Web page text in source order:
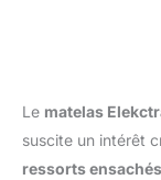
Le matelas
suscite un intérêt
ressorts ensachés